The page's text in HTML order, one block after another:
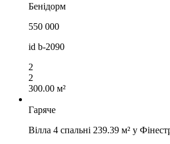
Бенідорм
550 000
id b-2090
2
2
300.00 м²
Гаряче
Вілла 4 спальні 239.39 м² у